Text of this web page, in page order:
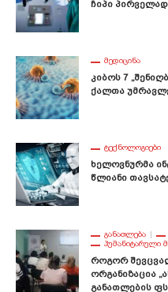
Ჩიპი
ᲛᲔᲓᲘᲪᲘᲜᲐ
Კიბოს 7
Ქალთა
ᲢᲔᲥᲜᲝᲚᲝᲒᲘᲔᲑᲘ
Ხელოვნურმა
Წლიანი
ᲒᲐᲜᲐᲗᲚᲔᲑᲐ
ᲰᲣᲛᲐᲜᲘᲢᲐᲠᲣᲚᲘ
Როგორ
Ორგანიზაცია
Განათლების